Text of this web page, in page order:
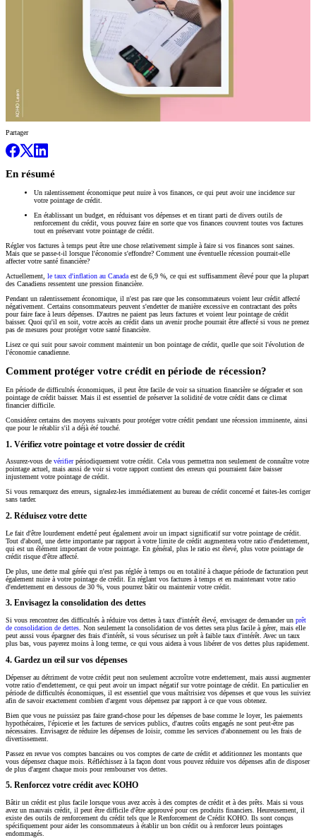
Partager
En résumé
Un ralentissement économique peut nuire à vos finances, ce qui peut avoir une incidence sur
votre pointage de crédit.
En établissant un budget, en réduisant vos dépenses et en tirant parti de divers outils de
renforcement du crédit, vous pouvez faire en sorte que vos finances couvrent toutes vos factures
tout en préservant votre pointage de crédit.
Régler vos factures à temps peut être une chose relativement simple à faire si vos finances sont saines.
Mais que se passe-t-il lorsque l'économie s'effondre? Comment une éventuelle récession pourrait-elle
affecter votre santé financière?
Actuellement, le taux d'inflation au Canada est de 6,9 %, ce qui est suffisamment élevé pour que la plupart
des Canadiens ressentent une pression financière.
Pendant un ralentissement économique, il n'est pas rare que les consommateurs voient leur crédit affecté
négativement. Certains consommateurs peuvent s'endetter de manière excessive en contractant des prêts
pour faire face à leurs dépenses. D'autres ne paient pas leurs factures et voient leur pointage de crédit
baisser. Quoi qu'il en soit, votre accès au crédit dans un avenir proche pourrait être affecté si vous ne prenez
pas de mesures pour protéger votre santé financière.
Lisez ce qui suit pour savoir comment maintenir un bon pointage de crédit, quelle que soit l'évolution de
l'économie canadienne.
Comment protéger votre crédit en période de récession?
En période de difficultés économiques, il peut être facile de voir sa situation financière se dégrader et son
pointage de crédit baisser. Mais il est essentiel de préserver la solidité de votre crédit dans ce climat
financier difficile.
Considérez certains des moyens suivants pour protéger votre crédit pendant une récession imminente, ainsi
que pour le rétablir s'il a déjà été touché.
1. Vérifiez votre pointage et votre dossier de crédit
Assurez-vous de vérifierpériodiquement votre crédit. Cela vous permettra non seulement de connaître votre
pointage actuel, mais aussi de voir si votre rapport contient des erreurs qui pourraient faire baisser
injustement votre pointage de crédit.
Si vous remarquez des erreurs, signalez-les immédiatement au bureau de crédit concerné et faites-les corriger
sans tarder.
2. Réduisez votre dette
Le fait d'être lourdement endetté peut également avoir un impact significatif sur votre pointage de crédit.
Tout d'abord, une dette importante par rapport à votre limite de crédit augmentera votre ratio d'endettement,
qui est un élément important de votre pointage. En général, plus le ratio est élevé, plus votre pointage de
crédit risque d'être affecté.
De plus, une dette mal gérée qui n'est pas réglée à temps ou en totalité à chaque période de facturation peut
également nuire à votre pointage de crédit. En réglant vos factures à temps et en maintenant votre ratio
d'endettement en dessous de 30 %, vous pourrez bâtir ou maintenir votre crédit.
3. Envisagez la consolidation des dettes
Si vous rencontrez des difficultés à réduire vos dettes à taux d'intérêt élevé, envisagez de demander un prêt
de consolidation de dettes . Non seulement la consolidation de vos dettes sera plus facile à gérer, mais elle
peut aussi vous épargner des frais d'intérêt, si vous sécurisez un prêt à faible taux d'intérêt. Avec un taux
plus bas, vous payerez moins à long terme, ce qui vous aidera à vous libérer de vos dettes plus rapidement.
4. Gardez un œil sur vos dépenses
Dépenser au détriment de votre crédit peut non seulement accroître votre endettement, mais aussi augmenter
votre ratio d'endettement, ce qui peut avoir un impact négatif sur votre pointage de crédit. En particulier en
période de difficultés économiques, il est essentiel que vous maîtrisiez vos dépenses et que vous les suiviez
afin de savoir exactement combien d'argent vous dépensez par rapport à ce que vous obtenez.
Bien que vous ne puissiez pas faire grand-chose pour les dépenses de base comme le loyer, les paiements
hypothécaires, l'épicerie et les factures de services publics, d'autres coûts engagés ne sont peut-être pas
nécessaires. Envisagez de réduire les dépenses de loisir, comme les services d'abonnement ou les frais de
divertissement.
Passez en revue vos comptes bancaires ou vos comptes de carte de crédit et additionnez les montants que
vous dépensez chaque mois. Réfléchissez à la façon dont vous pouvez réduire vos dépenses afin de disposer
de plus d'argent chaque mois pour rembourser vos dettes.
5. Renforcez votre crédit avec KOHO
Bâtir un crédit est plus facile lorsque vous avez accès à des comptes de crédit et à des prêts. Mais si vous
avez un mauvais crédit, il peut être difficile d'être approuvé pour ces produits financiers. Heureusement, il
existe des outils de renforcement du crédit tels que le Renforcement de Crédit KOHO. Ils sont conçus
spécifiquement pour aider les consommateurs à établir un bon crédit ou à renforcer leurs pointages
endommagés.